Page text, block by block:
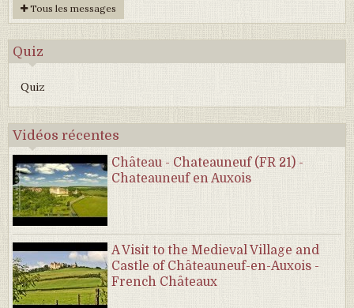
Tous les messages
Quiz
Quiz
Vidéos récentes
Château - Chateauneuf (FR 21) -
Chateauneuf en Auxois
A Visit to the Medieval Village and
Castle of Châteauneuf-en-Auxois -
French Châteaux